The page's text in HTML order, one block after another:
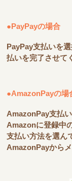
●PayPayの場合
PayPay支払いを
払いを完了させて
●AmazonPayの場
AmazonPay支払
Amazonに登録中
支払い方法を選ん
AmazonPayから